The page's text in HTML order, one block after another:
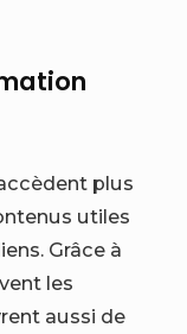
plus
utiles
Grâce à
les
aussi de